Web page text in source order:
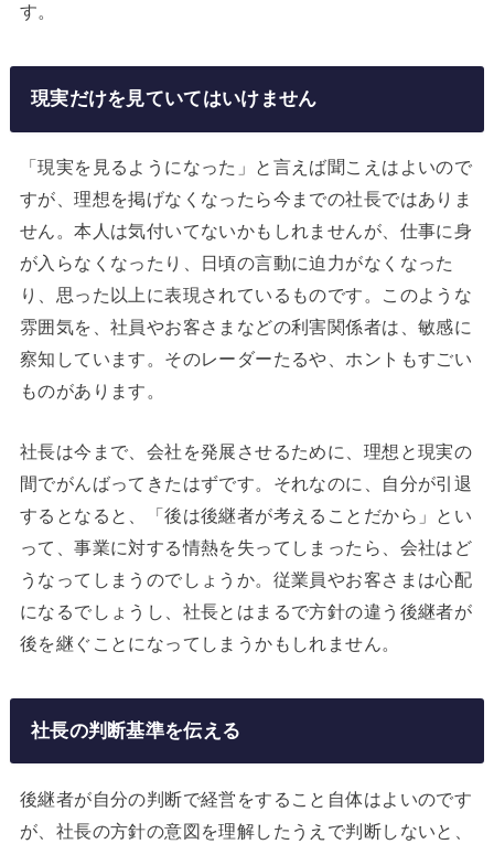
す。
現実だけを見ていてはいけません
「現実を見るようになった」と言えば聞こえはよいので
すが、理想を掲げなくなったら今までの社長ではありま
せん。本人は気付いてないかもしれませんが、仕事に身
が入らなくなったり、日頃の言動に迫力がなくなった
り、思った以上に表現されているものです。このような
雰囲気を、社員やお客さまなどの利害関係者は、敏感に
察知しています。そのレーダーたるや、ホントもすごい
ものがあります。
社長は今まで、会社を発展させるために、理想と現実の
間でがんばってきたはずです。それなのに、自分が引退
するとなると、「後は後継者が考えることだから」とい
って、事業に対する情熱を失ってしまったら、会社はど
うなってしまうのでしょうか。従業員やお客さまは心配
になるでしょうし、社長とはまるで方針の違う後継者が
後を継ぐことになってしまうかもしれません。
社長の判断基準を伝える
後継者が自分の判断で経営をすること自体はよいのです
が、社長の方針の意図を理解したうえで判断しないと、